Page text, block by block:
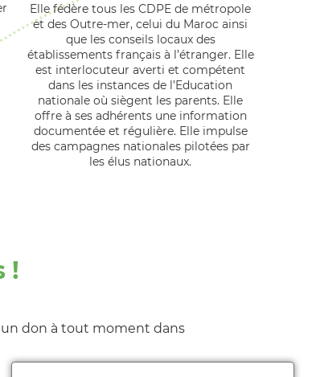
Elle fédère tous les CDPE de métropole
et des Outre-mer, celui du Maroc ainsi
que les conseils locaux des
établissements français à l’étranger. Elle
est interlocuteur averti et compétent
dans les instances de l’Education
nationale où siègent les parents. Elle
offre à ses adhérents une information
documentée et régulière. Elle impulse
des campagnes nationales pilotées par
les élus nationaux.
!
un don à tout moment dans